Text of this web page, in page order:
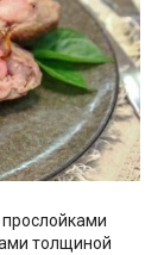
толщиной